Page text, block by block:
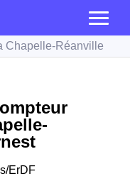
Chapelle-Réanville